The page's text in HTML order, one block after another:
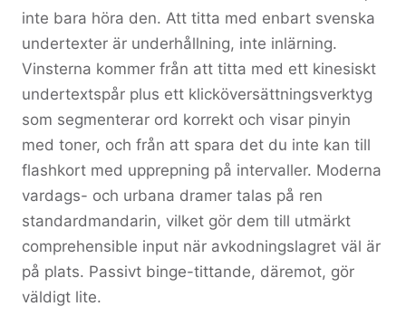
inte bara höra den. Att titta med enbart svenska
undertexter är underhållning, inte inlärning.
Vinsterna kommer från att titta med ett kinesiskt
undertextspår plus ett klicköversättningsverktyg
som segmenterar ord korrekt och visar pinyin
med toner, och från att spara det du inte kan till
flashkort med upprepning på intervaller. Moderna
vardags- och urbana dramer talas på ren
standardmandarin, vilket gör dem till utmärkt
comprehensible input när avkodningslagret väl är
på plats. Passivt binge-tittande, däremot, gör
väldigt lite.